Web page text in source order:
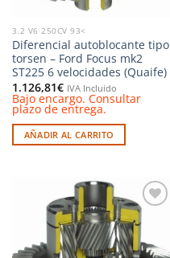
3.2 V6 250CV 93<
Diferencial autoblocante tipo
torsen – Ford Focus mk2
ST225 6 velocidades (Quaife)
1.126,81€ IVA Incluido
Bajo encargo. Consultar
plazo de entrega.
AÑADIR AL CARRITO
Añadir
a la
lista de
deseos